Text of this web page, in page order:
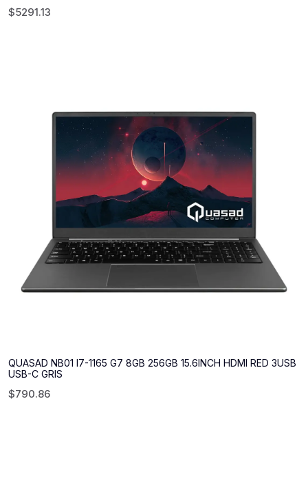
$5291.13
QUASAD NB01 I7-1165 G7 8GB 256GB 15.6INCH HDMI RED 3USB
USB-C GRIS
$790.86